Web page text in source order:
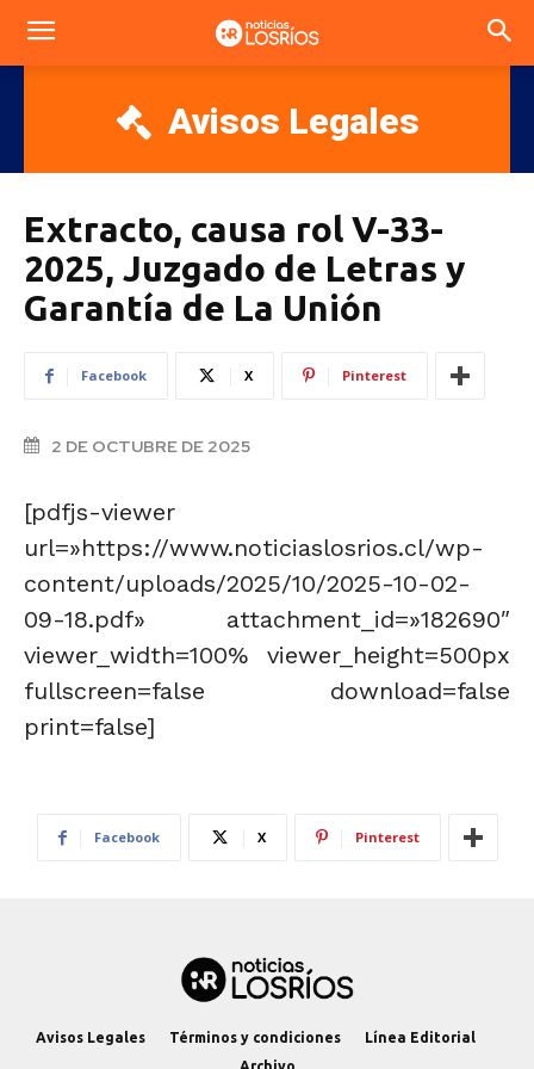
Avisos Legales
Extracto, causa rol V-33-
2025, Juzgado de Letras y
Garantía de La Unión
Facebook X Pinterest
2 DE OCTUBRE DE 2025
[pdfjs-viewer
url=»https://www.noticiaslosrios.cl/wp-
content/uploads/2025/10/2025-10-02-
09-18.pdf» attachment_id=»182690″
viewer_width=100% viewer_height=500px
fullscreen=false download=false
print=false]
Facebook X Pinterest
Avisos Legales Términos y condiciones
Línea Editorial